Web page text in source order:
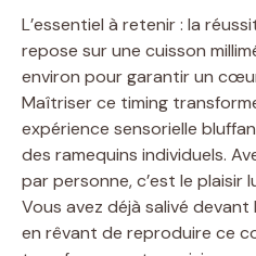
L’essentiel à retenir : la
repose sur une cuisson
environ pour garantir un
Maîtriser ce timing
expérience sensorielle
des ramequins individuels.
par personne, c’est le plaisir
Vous avez déjà salivé devant
en rêvant de reproduire ce